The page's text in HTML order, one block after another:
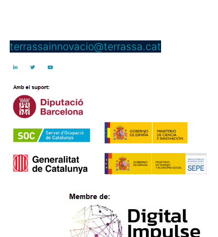
terrassainnovacio@terrassa.cat